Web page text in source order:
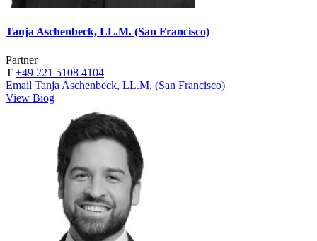
Tanja Aschenbeck, LL.M. (San Francisco)
Partner
T +49 221 5108 4104
Email Tanja Aschenbeck, LL.M. (San Francisco)
View Biog